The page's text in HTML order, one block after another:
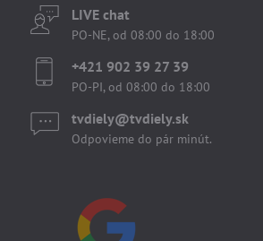
LIVE chat
PO-NE, od 08:00 do 18:00
+421 902 39 27 39
PO-PI, od 08:00 do 18:00
tvdiely​​@tvdiely​​.sk
Odpovieme do pár minút.